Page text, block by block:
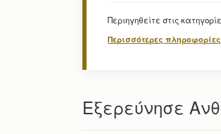
Περιηγηθείτε στις
Περισσότερες
Εξερεύνησε